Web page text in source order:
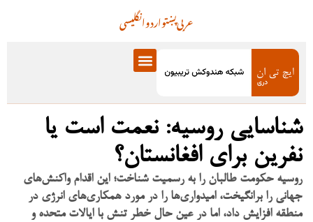
انگلیسیاردوپښتوعربی
شناسایی روسیه: نعمت است یا
نفرین برای افغانستان؟
روسیه حکومت طالبان را به رسمیت شناخت؛ این اقدام واکنش‌های
جهانی را برانگیخت، امیدواری‌ها را در مورد همکاری‌های انرژی در
منطقه افزایش داد، اما در عین حال خطر تنش با ایالات متحده و